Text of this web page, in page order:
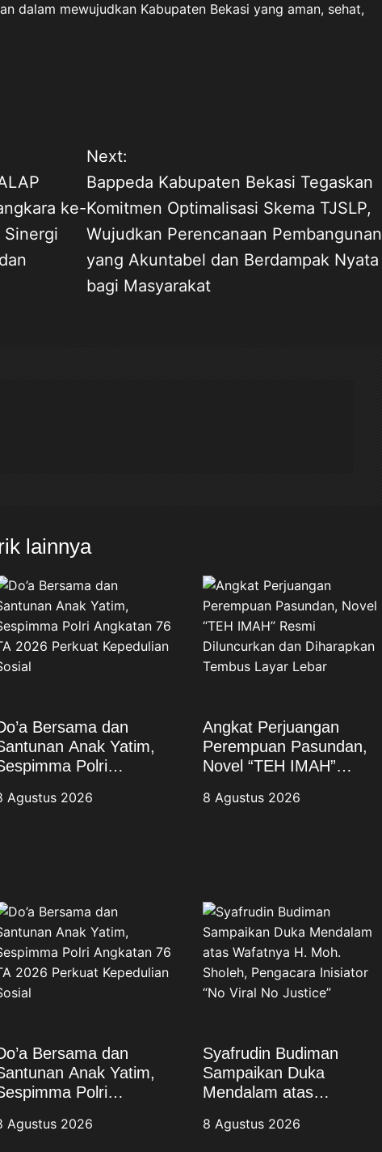
dalam mewujudkan Kabupaten Bekasi yang aman, sehat,
ke-
Next:
Bappeda Kabupaten Bekasi Tegaskan
Komitmen Optimalisasi Skema TJSLP,
Wujudkan Perencanaan Pembangunan
yang Akuntabel dan Berdampak Nyata
bagi Masyarakat
lainnya
Bersama dan
Anak Yatim,
Polri
Kepedulian
Agustus 2026
Angkat Perjuangan
Perempuan Pasundan,
Novel “TEH IMAH”
Diharapkan Tembus
8 Agustus 2026
Bersama dan
Anak Yatim,
Polri
Kepedulian
Agustus 2026
Syafrudin Budiman
Sampaikan Duka
Mendalam atas
Sholeh, Pengacara
8 Agustus 2026